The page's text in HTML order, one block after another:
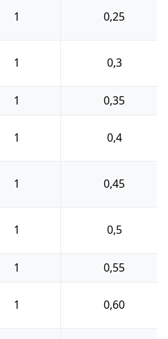
1 0,25
1 0,3
1
0,35
1 0,4
1 0,45
1 0,5
1
0,55
1 0,60